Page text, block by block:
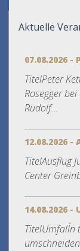
Aktuelle
07.08.2026 -
TitelPeter
Rosegger
Rudolf...
12.08.2026 -
TitelAusflug
Center
14.08.2026 -